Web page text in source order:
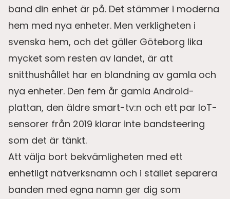
band din enhet är på. Det stämmer i moderna
hem med nya enheter. Men verkligheten i
svenska hem, och det gäller Göteborg lika
mycket som resten av landet, är att
snitthushållet har en blandning av gamla och
nya enheter. Den fem år gamla Android-
plattan, den äldre smart-tv:n och ett par IoT-
sensorer från 2019 klarar inte bandsteering
som det är tänkt.
Att välja bort bekvämligheten med ett
enhetligt nätverksnamn och i stället separera
banden med egna namn ger dig som